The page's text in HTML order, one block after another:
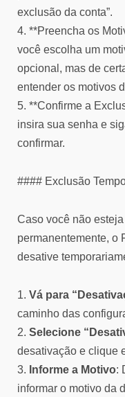
exclusão da conta”.
4. **Preencha os
você escolha um
opcional, mas de
entender os motivos
5. **Confirme a
insira sua senha e
confirmar.
#### Exclusão
Caso você não
permanentemente, o
desative
1. Vá para
caminho das
2. Selecione
desativação e clique
3. Informe a Motivo:
informar o motivo da